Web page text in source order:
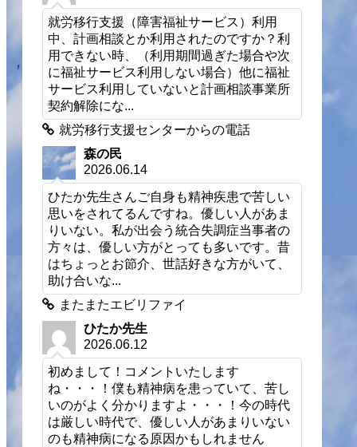
就労移行支援（障害福祉サービス）利用
中、計画相談とか利用されたのですか？利
用できない時、（利用期間過ぎた場合や次
に福祉サービス利用しない場合）他に福祉
サービス利用していないと計画相談事業所
契約解除にな...
就労移行支援センターからの電話
森の民
2026.06.14
ひたか先生さんご自身も精神疾患で苦しい
思いをされてるんですね。優しい人があま
りいない。私が出会う統合失調症当事者の
方々は、優しい方がとっても多いです。昔
はちょっとお節介、世話好きな方がいて、
助け合いな...
またまたエビリファイ
ひたか先生
2026.06.12
初めまして！コメントいたします
ね・・・！僕も精神病を患っていて、苦し
いのがよく分かりますよ・・・！今の時代
は厳しい時代で、優しい人があまりいない
のも精神病になる原因かもしれません